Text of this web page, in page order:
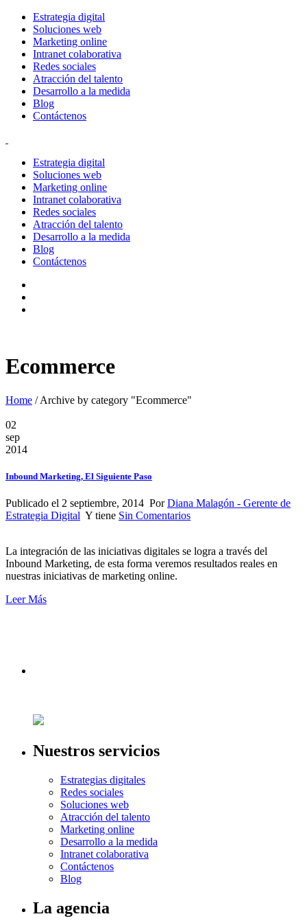
Estrategia digital
Soluciones web
Marketing online
Intranet colaborativa
Redes sociales
Atracción del talento
Desarrollo a la medida
Blog
Contáctenos
Estrategia digital
Soluciones web
Marketing online
Intranet colaborativa
Redes sociales
Atracción del talento
Desarrollo a la medida
Blog
Contáctenos
Ecommerce
Home /Archive by category "Ecommerce"
02
sep
2014
Inbound Marketing, El Siguiente Paso
Publicado el 2 septiembre, 2014 PorDiana Malagón - Gerente de
Estrategia Digital Y tiene Sin Comentarios
La integración de las iniciativas digitales se logra a través del
Inbound Marketing, de esta forma veremos resultados reales en
nuestras iniciativas de marketing online.
Leer Más
Nuestros servicios
Estrategias digitales
Redes sociales
Soluciones web
Atracción del talento
Marketing online
Desarrollo a la medida
Intranet colaborativa
Contáctenos
Blog
La agencia